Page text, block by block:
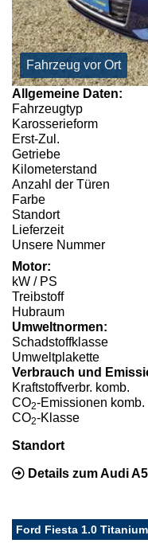
Fahrzeug vor Ort
Allgemeine Daten:
Fahrzeugtyp
Karosserieform
Erst-Zul.
Getriebe
Kilometerstand
Anzahl der Türen
Farbe
Standort
Lieferzeit
Unsere Nummer
Motor:
kW / PS
Treibstoff
Hubraum
Umweltnormen:
Schadstoffklasse
Umweltplakette
Verbrauch und
Kraftstoffverbr. komb.
CO2-Emissionen komb.
CO2-Klasse
Standort
Details zum Audi
Ford Fiesta 1.0 Titanium